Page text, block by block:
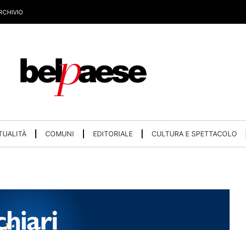
COMUNI EDITORIALE CULTURA E SPETTACOLO